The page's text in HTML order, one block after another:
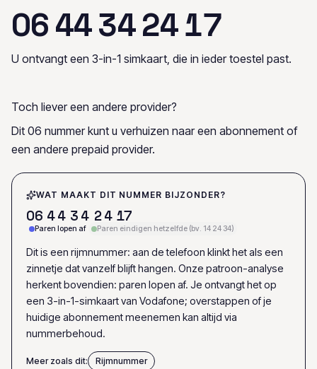
0644342417
U ontvangt een 3-in-1 simkaart, die in ieder toestel past.
Toch liever een andere provider?
Dit 06 nummer kunt u verhuizen naar een abonnement of
een andere prepaid provider.
WAT MAAKT DIT NUMMER BIJZONDER?
06 44 3 4 24 17
Paren lopen af Paren eindigen hetzelfde (bv. 14 24 34)
Dit is een rijmnummer: aan de telefoon klinkt het als een
zinnetje dat vanzelf blijft hangen. Onze patroon-analyse
herkent bovendien: paren lopen af. Je ontvangt het op
een 3-in-1-simkaart van Vodafone; overstappen of je
huidige abonnement meenemen kan altijd via
nummerbehoud.
Meer zoals dit: Rijmnummer